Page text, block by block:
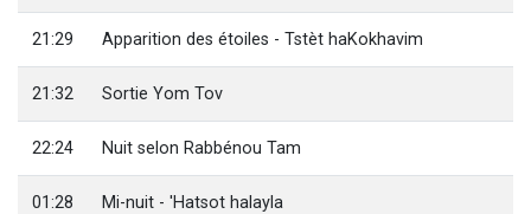
21:29 Apparition des étoiles - Tstèt haKokhavim
21:32 Sortie Yom Tov
22:24 Nuit selon Rabbénou Tam
01:28 Mi-nuit - 'Hatsot halayla